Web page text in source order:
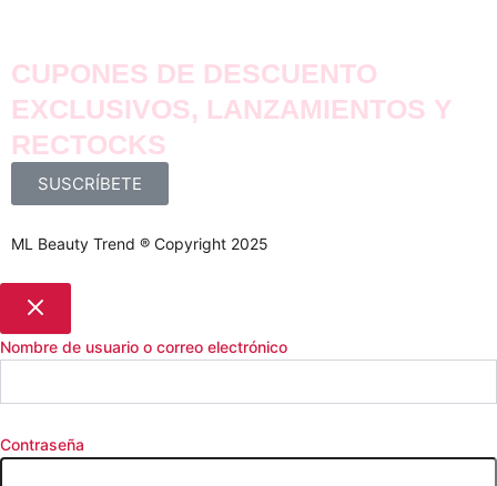
CUPONES DE DESCUENTO
EXCLUSIVOS, LANZAMIENTOS Y
RECTOCKS
SUSCRÍBETE
ML Beauty Trend ® Copyright 2025
Nombre de usuario o correo electrónico
Contraseña